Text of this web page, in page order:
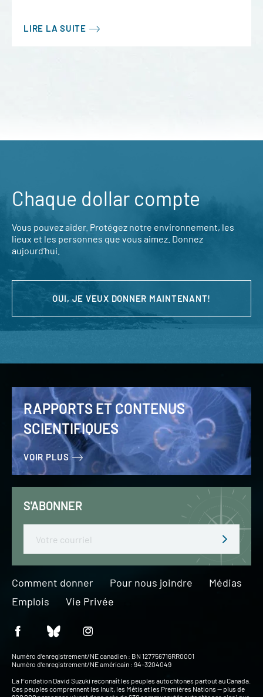
LIRE LA SUITE
Chaque dollar compte
Vous pouvez aider. Protégez notre environnement, les
lieux et les personnes que vous aimez. Donnez
aujourd’hui.
OUI, JE VEUX DONNER MAINTENANT!
RAPPORTS ET CONTENUS
SCIENTIFIQUES
VOIR PLUS
S'ABONNER
Comment donner Pour nous joindre
Médias
Emplois
Vie Privée
Numéro d’enregistrement/NE canadien : BN 127756716RR0001
Numéro d’enregistrement/NE américain : 94-3204049
La Fondation David Suzuki reconnaît les peuples autochtones partout au Canada.
Ces peuples comprennent les Inuit, les Métis et les Premières Nations — plus de